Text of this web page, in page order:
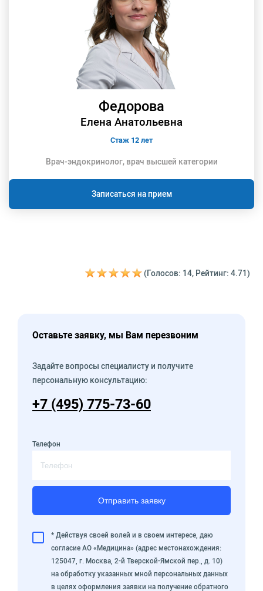
Федорова
Елена Анатольевна
Стаж 12 лет
Врач-эндокринолог, врач высшей категории
Записаться на прием
(Голосов: 14, Рейтинг: 4.71)
Оставьте заявку, мы Вам перезвоним
Задайте вопросы специалисту и получите
персональную консультацию:
+7 (495) 775-73-60
Телефон
Отправить заявку
* Действуя своей волей и в своем интересе, даю
согласие АО «Медицина» (адрес местонахождения:
125047, г. Москва, 2-й Тверской-Ямской пер., д. 10)
на обработку указанных мной персональных данных
в целях оформления заявки на получение обратного